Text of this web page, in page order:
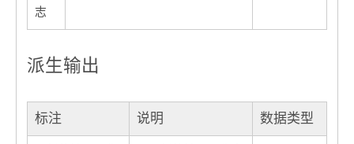
志
派生输出
标注 说明 数据类型